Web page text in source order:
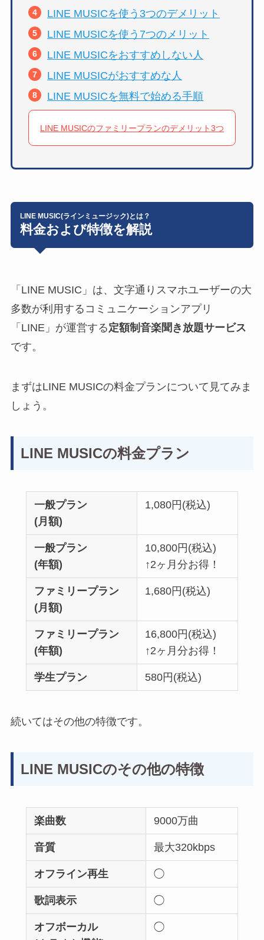
LINE MUSICを使う3つのデメリット
LINE MUSICを使う7つのメリット
LINE MUSICをおすすめしない人
LINE MUSICがおすすめな人
LINE MUSICを無料で始める手順
LINE MUSICのファミリープランのデメリット3つ
LINE MUSIC(ラインミュージック)とは？
料金および特徴を解説
「LINE MUSIC」は、文字通りスマホユーザーの大
多数が利用するコミュニケーションアプリ
「LINE」 が運営する定額制音楽聞き放題サービス
です。
まずはLINE MUSICの料金プランについて見てみま
しょう。
LINE MUSICの料金プラン
一般プラン
(月額)
1,080円(税込)
一般プラン
(年額)
10,800円(税込)
↑2ヶ月分お得！
ファミリープラン
(月額)
1,680円(税込)
ファミリープラン
(年額)
16,800円(税込)
↑2ヶ月分お得！
学生プラン 580円(税込)
続いてはその他の特徴です。
LINE MUSICのその他の特徴
楽曲数 9000万曲
音質 最大320kbps
オフライン再生 ◯
歌詞表示 ◯
オフボーカル
◯